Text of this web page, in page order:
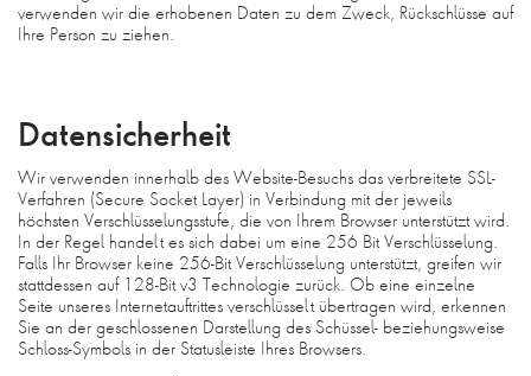
verwenden wir die erhobenen Daten zu dem Zweck, Rückschlüsse auf
Ihre Person zu ziehen.
Datensicherheit
Wir verwenden innerhalb des Website-Besuchs das verbreitete SSL-
Verfahren (Secure Socket Layer) in Verbindung mit der jeweils
höchsten Verschlüsselungsstufe, die von Ihrem Browser unterstützt wird.
In der Regel handelt es sich dabei um eine 256 Bit Verschlüsselung.
Falls Ihr Browser keine 256-Bit Verschlüsselung unterstützt, greifen wir
stattdessen auf 128-Bit v3 Technologie zurück. Ob eine einzelne
Seite unseres Internetauftrittes verschlüsselt übertragen wird, erkennen
Sie an der geschlossenen Darstellung des Schüssel- beziehungsweise
Schloss-Symbols in der Statusleiste Ihres Browsers.